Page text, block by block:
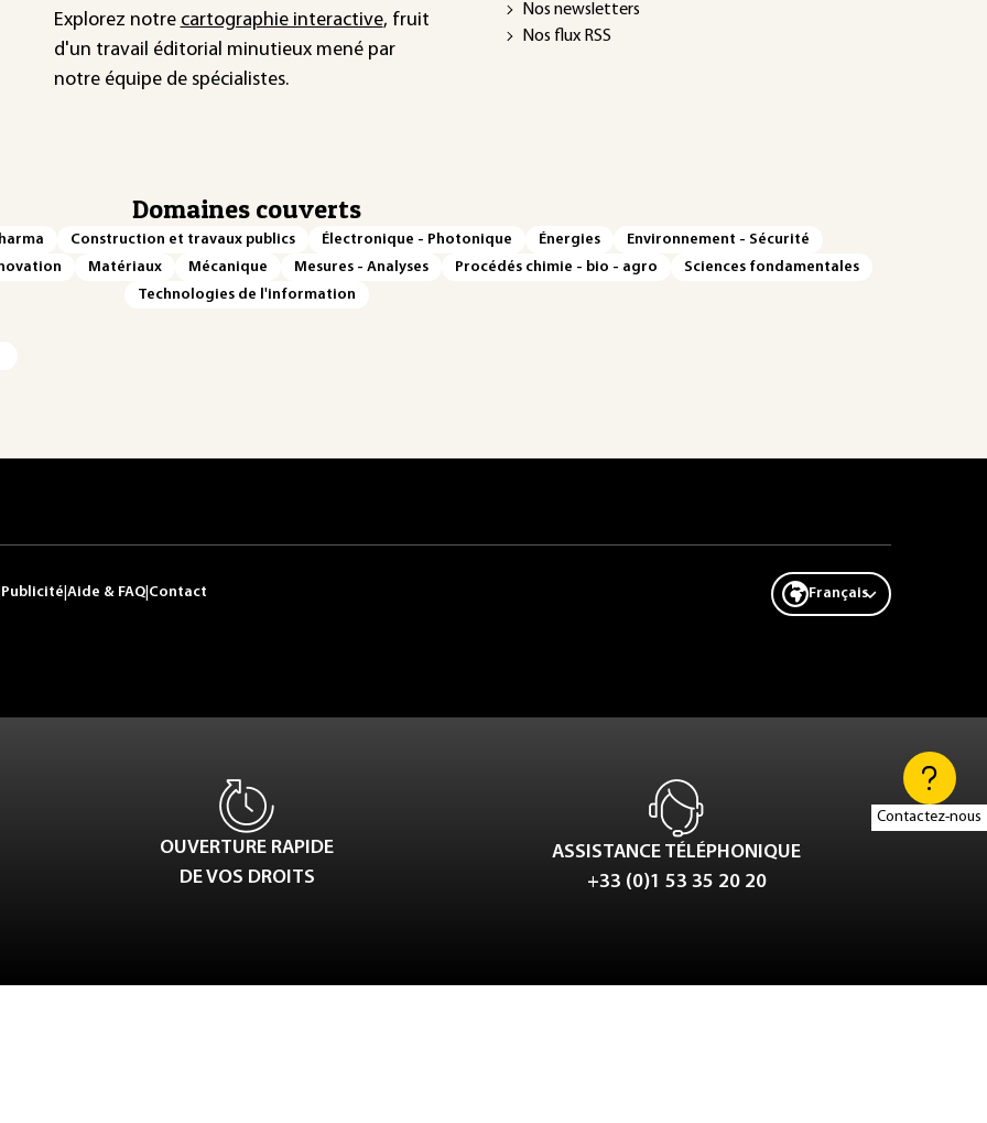
Contactez-nous
Explorez notre cartographie interactive, fruit
d'un travail éditorial minutieux mené par
notre équipe de spécialistes.
Nos newsletters
Nos flux RSS
Domaines couverts
Construction et travaux publics Électronique - Photonique Énergies
Environnement - Sécurité
Matériaux Mécanique Mesures - Analyses Procédés chimie - bio - agro
Sciences fondamentales
Technologies de l'information
Publicité Aide & FAQ Contact Français
OUVERTURE RAPIDE
DE VOS DROITS
ASSISTANCE TÉLÉPHONIQUE
+33 (0)1 53 35 20 20